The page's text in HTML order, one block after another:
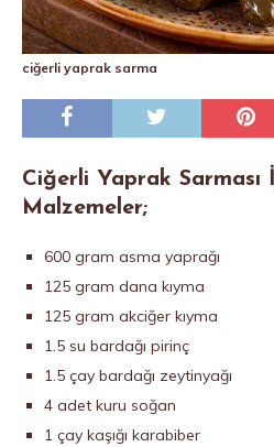
ciğerli yaprak sarma
Ciğerli Yaprak Sarması
Malzemeler;
600 gram asma yaprağı
125 gram dana kıyma
125 gram akciğer kıyma
1.5 su bardağı pirinç
1.5 çay bardağı zeytinyağı
4 adet kuru soğan
1 çay kaşığı karabiber